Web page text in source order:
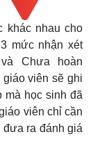
khác nhau cho
mức nhận xét
Chưa hoàn
viên sẽ ghi
mà học sinh đã
viên chỉ cần
đưa ra đánh giá